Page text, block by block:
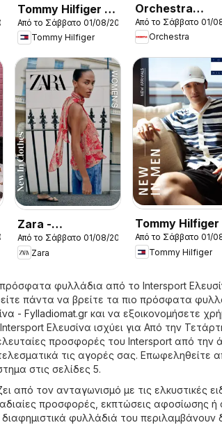
Tommy Hilfiger -
Kατάλογος
8/2026 New in
Women
Από το Σάββατο 01/08/2026
Tommy Hilfiger
Orchestra
Kατάλογος
8/2026
Από το Σάββατο 01/
Orchestra
Zara -
Kατάλογος
8/2026 women
Από το Σάββατο 01/08/2026
Zara
Tommy Hilfiger
Kατάλογος
8/2026 New in
Από το Σάββατο 01/
Tommy Hilfiger
φυλλάδια από το Intersport
πάντα να βρείτε τα πιο πρόσφατα
- Fylladiomat.gr και να εξοικονομήσετε
Ελευσίνα ισχύει για Από την
προσφορές του Intersport από την
τις αγορές σας. Επωφεληθείτε
στις σελίδες 5.
από τον ανταγωνισμό με τις ελκυστικές
προσφορές, εκπτώσεις αφοσίωσης
φυλλάδιά του